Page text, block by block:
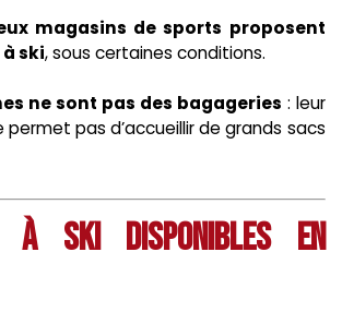
magasins de sports proposent
ski, sous certaines conditions.
ne sont pas des bagageries : leur
pas d’accueillir de grands sacs
à ski disponibles en